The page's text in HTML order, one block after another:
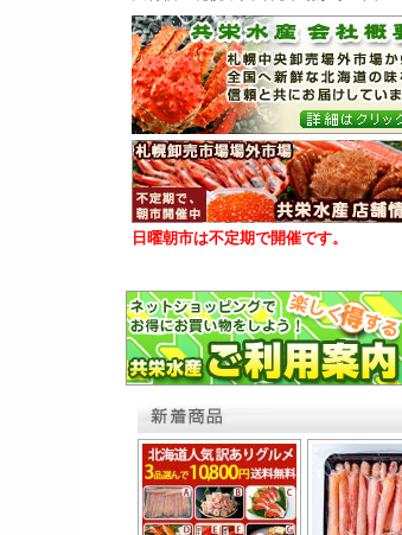
日曜朝市は不定期で開催です。